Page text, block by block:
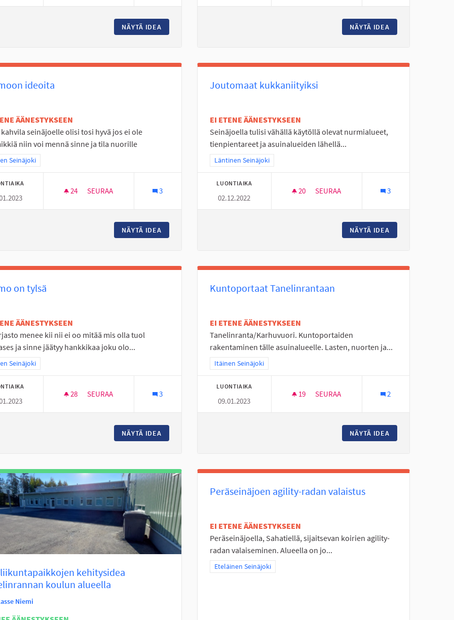
NÄYTÄ IDEA NÄYTÄ IDEA
ideoita
ÄÄNESTYKSEEN
kahvila seinäjoelle olisi tosi hyvä jos ei ole
niin voi mennä sinne ja tila nuorille
tulokset teeman mukaan: Itäinen Seinäjoki
Seinäjoki
24 24 SEURAAJAA
SEURAA 3
NÄYTÄ IDEA
Joutomaat kukkaniityiksi
EI ETENE ÄÄNESTYKSEEN
Seinäjoella tulisi vähällä käytöllä olevat nurmialueet,
tienpientareet ja asuinalueiden lähellä...
Rajaa tulokset teeman mukaan: Läntinen Seinäjoki
Läntinen Seinäjoki
LUONTIAIKA
02.12.2022
20 20 SEURAAJAA
SEURAA 3
NÄYTÄ IDEA
on tylsä
ÄÄNESTYKSEEN
menee kii nii ei oo mitää mis olla tuol
ja sinne jäätyy hankkikaa joku olo...
tulokset teeman mukaan: Itäinen Seinäjoki
Seinäjoki
28 28 SEURAAJAA
SEURAA 3
NÄYTÄ IDEA
Kuntoportaat Tanelinrantaan
EI ETENE ÄÄNESTYKSEEN
Tanelinranta/Karhuvuori. Kuntoportaiden
rakentaminen tälle asuinalueelle. Lasten, nuorten ja...
Rajaa tulokset teeman mukaan: Itäinen Seinäjoki
Itäinen Seinäjoki
LUONTIAIKA
09.01.2023
19 19 SEURAAJAA
SEURAA 2
NÄYTÄ IDEA
kehitysidea
koulun alueella
Niemi
Peräseinäjoen agility-radan valaistus
EI ETENE ÄÄNESTYKSEEN
Peräseinäjoella, Sahatiellä, sijaitsevan koirien agility-
radan valaiseminen. Alueella on jo...
Rajaa tulokset teeman mukaan: Eteläinen Seinäjoki
Eteläinen Seinäjoki